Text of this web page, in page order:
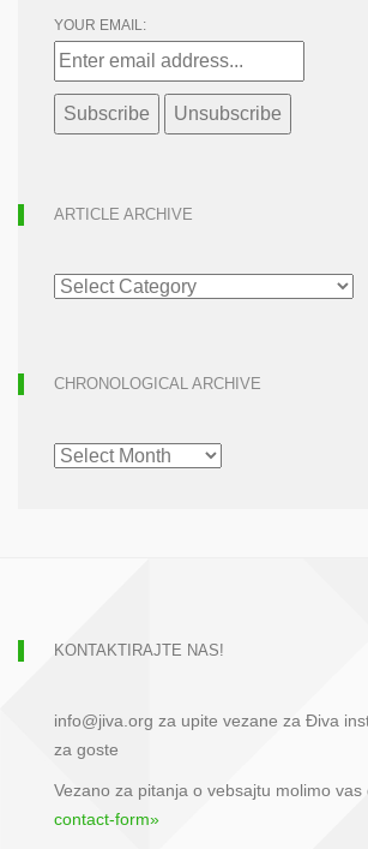
YOUR EMAIL:
ARTICLE ARCHIVE
ARTICLE
ARCHIVE
CHRONOLOGICAL ARCHIVE
CHRONOLOGICAL
ARCHIVE
KONTAKTIRAJTE NAS!
info@jiva.org za upite vezane za Điva
za goste
Vezano za pitanja o vebsajtu molimo
contact-form»